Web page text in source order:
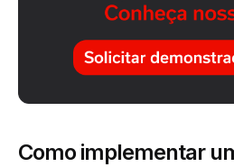
Como implementar